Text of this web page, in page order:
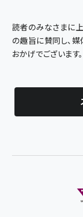
読者のみなさまに
の趣旨に賛同し、
おかげでございます。